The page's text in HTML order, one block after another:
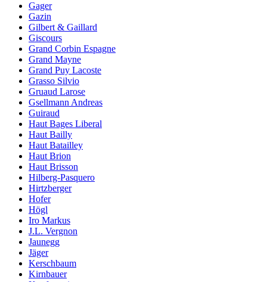
Gager
Gazin
Gilbert & Gaillard
Giscours
Grand Corbin Espagne
Grand Mayne
Grand Puy Lacoste
Grasso Silvio
Gruaud Larose
Gsellmann Andreas
Guiraud
Haut Bages Liberal
Haut Bailly
Haut Batailley
Haut Brion
Haut Brisson
Hilberg-Pasquero
Hirtzberger
Hofer
Högl
Iro Markus
J.L. Vergnon
Jaunegg
Jäger
Kerschbaum
Kirnbauer